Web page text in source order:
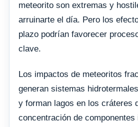
meteorito son extremas y
arruinarte el día. Pero los
plazo podrían favorecer
clave.
Los impactos de meteoritos
generan sistemas
y forman lagos en los cráteres
concentración de